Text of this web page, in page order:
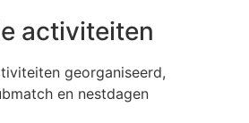
activiteiten
georganiseerd,
en nestdagen